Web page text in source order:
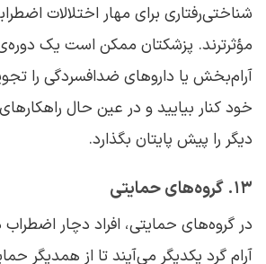
شناختی‌رفتاری برای مهار اختلالات
مؤثرترند. پزشکتان ممکن است یک
آرام‌بخش یا داروهای ضدافسردگی را
خود کنار بیایید و در عین حال
دیگر را پیش پایتان بگذارد.
۱۳. گروه‌های حمایتی
در گروه‌های حمایتی، افراد دچار
آرام گرد یکدیگر می‌آیند تا از همدیگر